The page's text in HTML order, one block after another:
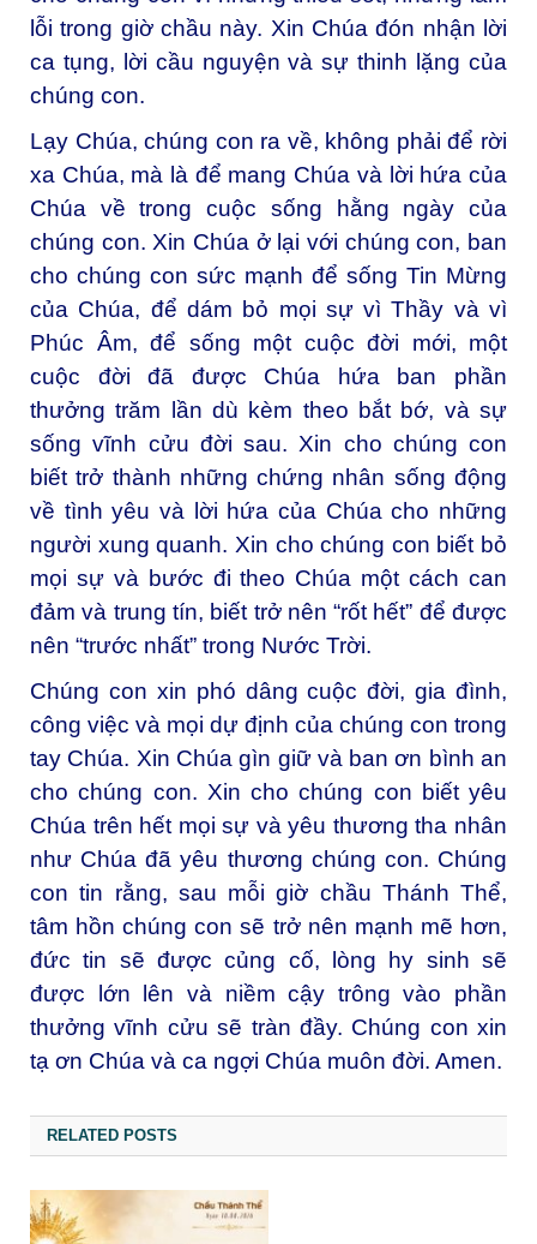
lỗi trong giờ chầu này. Xin Chúa đón nhận lời
ca tụng, lời cầu nguyện và sự thinh lặng của
chúng con.
Lạy Chúa, chúng con ra về, không phải để rời
xa Chúa, mà là để mang Chúa và lời hứa của
Chúa về trong cuộc sống hằng ngày của
chúng con. Xin Chúa ở lại với chúng con, ban
cho chúng con sức mạnh để sống Tin Mừng
của Chúa, để dám bỏ mọi sự vì Thầy và vì
Phúc Âm, để sống một cuộc đời mới, một
cuộc đời đã được Chúa hứa ban phần
thưởng trăm lần dù kèm theo bắt bớ, và sự
sống vĩnh cửu đời sau. Xin cho chúng con
biết trở thành những chứng nhân sống động
về tình yêu và lời hứa của Chúa cho những
người xung quanh. Xin cho chúng con biết bỏ
mọi sự và bước đi theo Chúa một cách can
đảm và trung tín, biết trở nên “rốt hết” để được
nên “trước nhất” trong Nước Trời.
Chúng con xin phó dâng cuộc đời, gia đình,
công việc và mọi dự định của chúng con trong
tay Chúa. Xin Chúa gìn giữ và ban ơn bình an
cho chúng con. Xin cho chúng con biết yêu
Chúa trên hết mọi sự và yêu thương tha nhân
như Chúa đã yêu thương chúng con. Chúng
con tin rằng, sau mỗi giờ chầu Thánh Thể,
tâm hồn chúng con sẽ trở nên mạnh mẽ hơn,
đức tin sẽ được củng cố, lòng hy sinh sẽ
được lớn lên và niềm cậy trông vào phần
thưởng vĩnh cửu sẽ tràn đầy. Chúng con xin
tạ ơn Chúa và ca ngợi Chúa muôn đời. Amen.
RELATED POSTS